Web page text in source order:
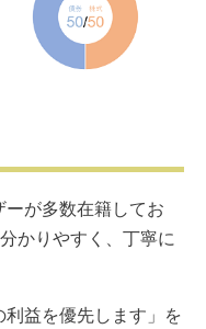
が多数在籍してお
かりやすく、丁寧に
益を優先します」を